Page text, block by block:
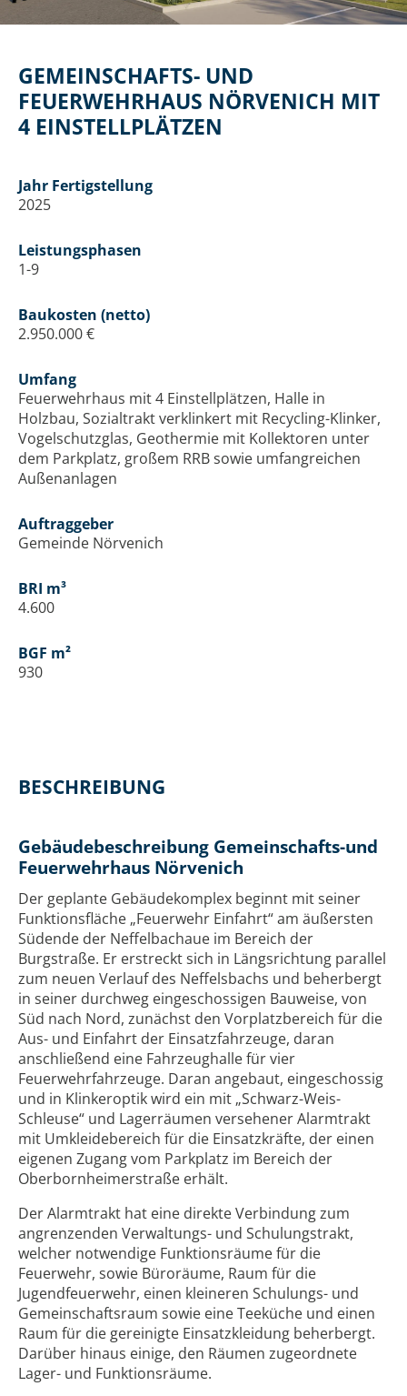
GEMEINSCHAFTS- UND
FEUERWEHRHAUS NÖRVENICH MIT
4 EINSTELLPLÄTZEN
Jahr Fertigstellung
2025
Leistungsphasen
1-9
Baukosten (netto)
2.950.000 €
Umfang
Feuerwehrhaus mit 4 Einstellplätzen, Halle in
Holzbau, Sozialtrakt verklinkert mit Recycling-Klinker,
Vogelschutzglas, Geothermie mit Kollektoren unter
dem Parkplatz, großem RRB sowie umfangreichen
Außenanlagen
Auftraggeber
Gemeinde Nörvenich
BRI m³
4.600
BGF m²
930
BESCHREIBUNG
Gebäudebeschreibung Gemeinschafts-und
Feuerwehrhaus Nörvenich
Der geplante Gebäudekomplex beginnt mit seiner
Funktionsfläche „Feuerwehr Einfahrt“ am äußersten
Südende der Neffelbachaue im Bereich der
Burgstraße. Er erstreckt sich in Längsrichtung parallel
zum neuen Verlauf des Neffelsbachs und beherbergt
in seiner durchweg eingeschossigen Bauweise, von
Süd nach Nord, zunächst den Vorplatzbereich für die
Aus- und Einfahrt der Einsatzfahrzeuge, daran
anschließend eine Fahrzeughalle für vier
Feuerwehrfahrzeuge. Daran angebaut, eingeschossig
und in Klinkeroptik wird ein mit „Schwarz-Weis-
Schleuse“ und Lagerräumen versehener Alarmtrakt
mit Umkleidebereich für die Einsatzkräfte, der einen
eigenen Zugang vom Parkplatz im Bereich der
Oberbornheimerstraße erhält.
Der Alarmtrakt hat eine direkte Verbindung zum
angrenzenden Verwaltungs- und Schulungstrakt,
welcher notwendige Funktionsräume für die
Feuerwehr, sowie Büroräume, Raum für die
Jugendfeuerwehr, einen kleineren Schulungs- und
Gemeinschaftsraum sowie eine Teeküche und einen
Raum für die gereinigte Einsatzkleidung beherbergt.
Darüber hinaus einige, den Räumen zugeordnete
Lager- und Funktionsräume.